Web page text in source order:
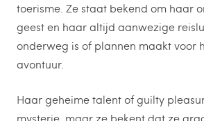
toerisme. Ze staat bekend om haar
geest en haar altijd aanwezige
onderweg is of plannen maakt voor
avontuur.
Haar geheime talent of guilty
mysterie, maar ze bekent dat ze